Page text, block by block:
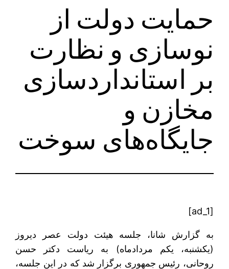
حمایت دولت از
نوسازی و نظارت
بر استانداردسازی
مخازن و
جایگاه‌های سوخت
[ad_1]
به گزارش شانا، جلسه هیئت دولت عصر دیروز
(یکشنبه، یکم مردادماه) به ریاست دکتر حسن
روحانی، رئیس جمهوری برگزار شد که در این جلسه،